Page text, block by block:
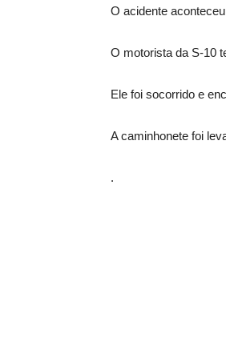
O acidente
O motorista da S-10
Ele foi socorrido e
A caminhonete foi
.